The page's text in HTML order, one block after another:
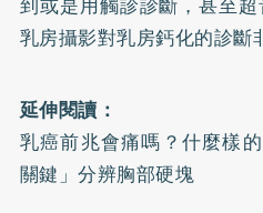
乳房攝影對乳房鈣化的診斷
延伸閱讀：
乳癌前兆會痛嗎？什麼樣
關鍵」分辨胸部硬塊